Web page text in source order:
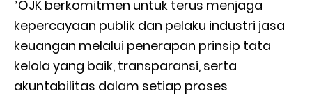
“OJK berkomitmen untuk terus menjaga
kepercayaan publik dan pelaku industri jasa
keuangan melalui penerapan prinsip tata
kelola yang baik, transparansi, serta
akuntabilitas dalam setiap proses